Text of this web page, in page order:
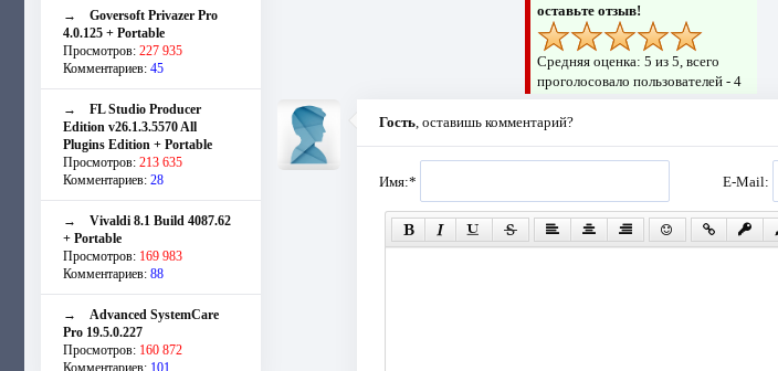
→ Goversoft Privazer Pro
4.0.125 + Portable
Просмотров: 227 935
Комментариев: 45
→ FL Studio Producer
Edition v26.1.3.5570 All
Plugins Edition + Portable
Просмотров: 213 635
Комментариев: 28
→ Vivaldi 8.1 Build 4087.62
+ Portable
Просмотров: 169 983
Комментариев: 88
→ Advanced SystemCare
Pro 19.5.0.227
Просмотров: 160 872
Комментариев: 101
оставьте отзыв!
Средняя оценка: 5 из 5, всего
проголосовало пользователей - 4
Гость, оставишь комментарий?
Имя:* E-Mail: